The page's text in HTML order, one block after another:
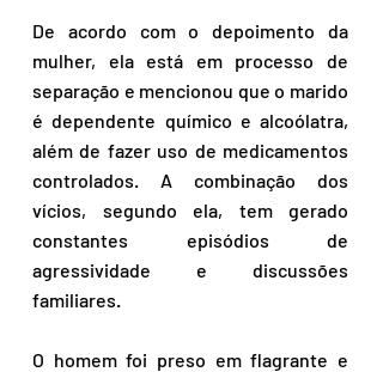
De acordo com o depoimento da
mulher, ela está em processo de
separação e mencionou que o marido
é dependente químico e alcoólatra,
além de fazer uso de medicamentos
controlados. A combinação dos
vícios, segundo ela, tem gerado
constantes episódios de
agressividade e discussões
familiares.
O homem foi preso em flagrante e